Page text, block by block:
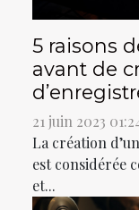
5 raisons
avant de
21 juin 2023
La création
est considérée
et...